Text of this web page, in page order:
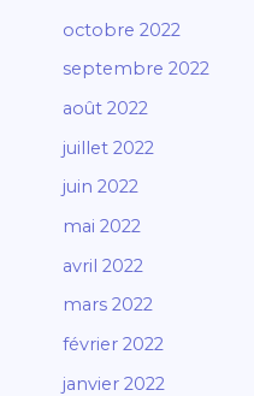
octobre 2022
septembre 2022
août 2022
juillet 2022
juin 2022
mai 2022
avril 2022
mars 2022
février 2022
janvier 2022